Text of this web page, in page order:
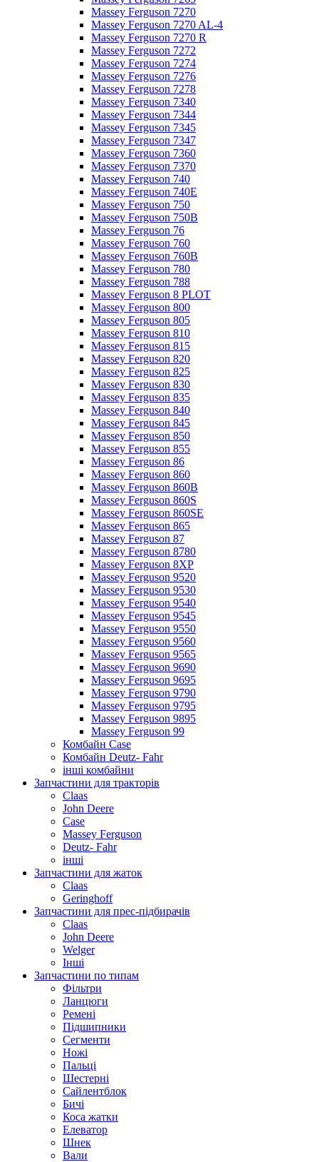
Massey Ferguson 7270
Massey Ferguson 7270 AL-4
Massey Ferguson 7270 R
Massey Ferguson 7272
Massey Ferguson 7274
Massey Ferguson 7276
Massey Ferguson 7278
Massey Ferguson 7340
Massey Ferguson 7344
Massey Ferguson 7345
Massey Ferguson 7347
Massey Ferguson 7360
Massey Ferguson 7370
Massey Ferguson 740
Massey Ferguson 740E
Massey Ferguson 750
Massey Ferguson 750B
Massey Ferguson 76
Massey Ferguson 760
Massey Ferguson 760B
Massey Ferguson 780
Massey Ferguson 788
Massey Ferguson 8 PLOT
Massey Ferguson 800
Massey Ferguson 805
Massey Ferguson 810
Massey Ferguson 815
Massey Ferguson 820
Massey Ferguson 825
Massey Ferguson 830
Massey Ferguson 835
Massey Ferguson 840
Massey Ferguson 845
Massey Ferguson 850
Massey Ferguson 855
Massey Ferguson 86
Massey Ferguson 860
Massey Ferguson 860B
Massey Ferguson 860S
Massey Ferguson 860SE
Massey Ferguson 865
Massey Ferguson 87
Massey Ferguson 8780
Massey Ferguson 8XP
Massey Ferguson 9520
Massey Ferguson 9530
Massey Ferguson 9540
Massey Ferguson 9545
Massey Ferguson 9550
Massey Ferguson 9560
Massey Ferguson 9565
Massey Ferguson 9690
Massey Ferguson 9695
Massey Ferguson 9790
Massey Ferguson 9795
Massey Ferguson 9895
Massey Ferguson 99
Комбайн Case
Комбайн Deutz- Fahr
інші комбайни
Запчастини для тракторів
Claas
John Deere
Case
Massey Ferguson
Deutz- Fahr
інші
Запчастини для жаток
Claas
Geringhoff
Запчастини для прес-підбирачів
Claas
John Deere
Welger
Інші
Запчастини по типам
Фільтри
Ланцюги
Ремені
Підшипники
Сегменти
Ножі
Пальці
Шестерні
Сайлентблок
Бичі
Коса жатки
Елеватор
Шнек
Вали